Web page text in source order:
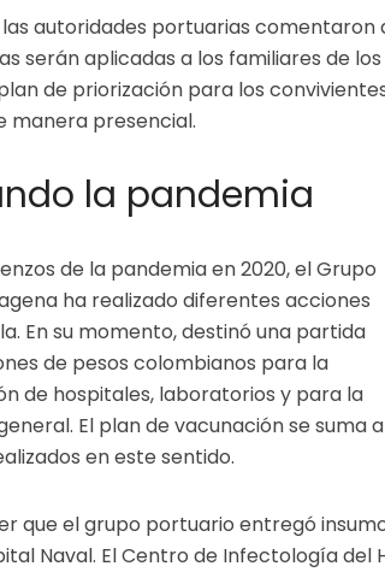
autoridades portuarias comentaron
serán aplicadas a los familiares de
de priorización para los
manera presencial.
la pandemia
de la pandemia en 2020, el Grupo
ha realizado diferentes acciones
En su momento, destinó una partida
de pesos colombianos para la
de hospitales, laboratorios y para la
El plan de vacunación se suma a
en este sentido.
que el grupo portuario entregó
Naval. El Centro de Infectología del